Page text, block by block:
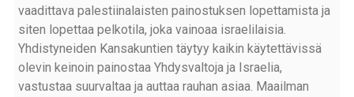
vaadittava palestiinalaisten painostuksen lopettamista ja
siten lopettaa pelkotila, joka vainoaa israelilaisia.
Yhdistyneiden Kansakuntien täytyy kaikin käytettävissä
olevin keinoin painostaa Yhdysvaltoja ja Israelia,
vastustaa suurvaltaa ja auttaa rauhan asiaa. Maailman